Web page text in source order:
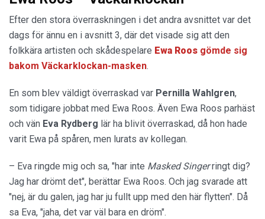
Efter den stora överraskningen i det andra avsnittet var det
dags för ännu en i avsnitt 3, där det visade sig att den
folkkära artisten och skådespelare Ewa Roos gömde sig
bakom Väckarklockan-masken.
En som blev väldigt överraskad var Pernilla Wahlgren,
som tidigare jobbat med Ewa Roos. Även Ewa Roos parhäst
och vän Eva Rydberg lär ha blivit överraskad, då hon hade
varit Ewa på spåren, men lurats av kollegan.
– Eva ringde mig och sa, "har inte Masked Singerringt dig?
Jag har drömt det", berättar Ewa Roos. Och jag svarade att
"nej, är du galen, jag har ju fullt upp med den här flytten". Då
sa Eva, "jaha, det var väl bara en dröm".